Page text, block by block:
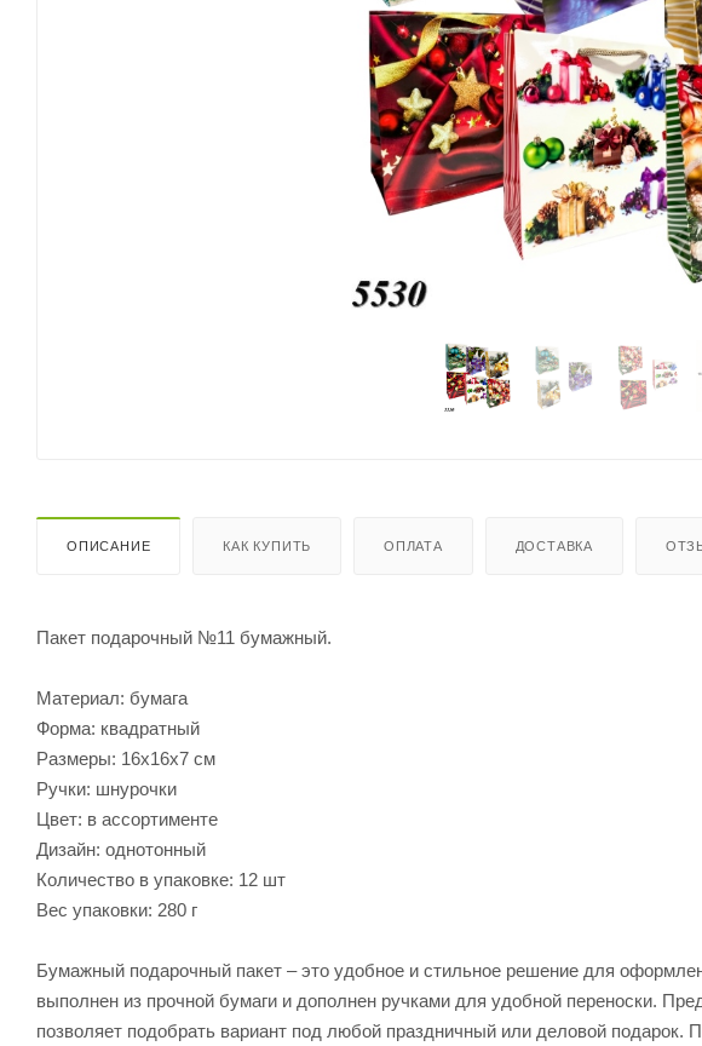
ОПИСАНИЕ КАК КУПИТЬ ОПЛАТА ДОСТАВКА
Пакет подарочный №11 бумажный.
Материал: бумага
Форма: квадратный
Размеры: 16х16х7 см
Ручки: шнурочки
Цвет: в ассортименте
Дизайн: однотонный
Количество в упаковке: 12 шт
Вес упаковки: 280 г
Бумажный подарочный пакет – это удобное и стильное решение для
выполнен из прочной бумаги и дополнен ручками для удобной переноски.
позволяет подобрать вариант под любой праздничный или деловой подарок.